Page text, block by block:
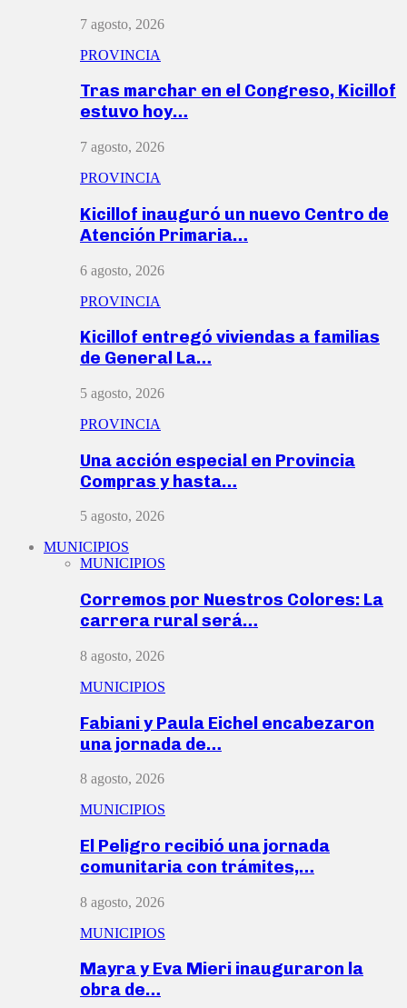
7 agosto, 2026
PROVINCIA
Tras marchar en el Congreso, Kicillof
estuvo hoy…
7 agosto, 2026
PROVINCIA
Kicillof inauguró un nuevo Centro de
Atención Primaria…
6 agosto, 2026
PROVINCIA
Kicillof entregó viviendas a familias
de General La…
5 agosto, 2026
PROVINCIA
Una acción especial en Provincia
Compras y hasta…
5 agosto, 2026
MUNICIPIOS
MUNICIPIOS
Corremos por Nuestros Colores: La
carrera rural será…
8 agosto, 2026
MUNICIPIOS
Fabiani y Paula Eichel encabezaron
una jornada de…
8 agosto, 2026
MUNICIPIOS
El Peligro recibió una jornada
comunitaria con trámites,…
8 agosto, 2026
MUNICIPIOS
Mayra y Eva Mieri inauguraron la
obra de…